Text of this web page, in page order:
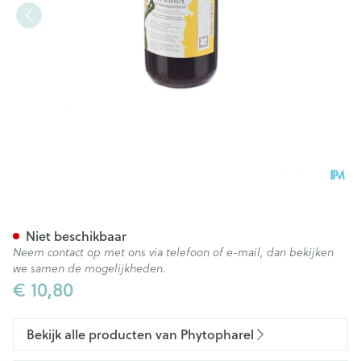
€ 10,80
Niet beschikbaar
Neem contact op met ons via telefoon of e-mail, dan bekijken
we samen de mogelijkheden.
Bekijk alle producten van Phytopharel